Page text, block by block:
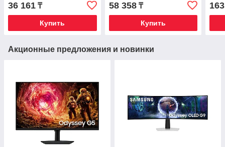
36 161 ₸
Купить
58 358₸
Купить
Акционные предложения и новинки